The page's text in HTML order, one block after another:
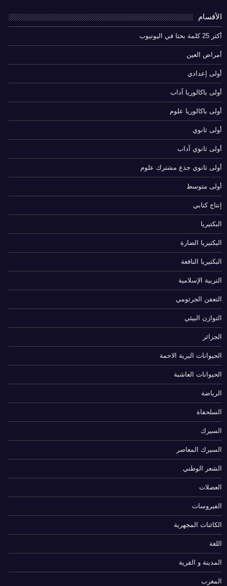
الأقسام
أكثر 25 كلمة بحثا في اليوتيوب
أمراض العين
أولى إعدادي
أولى باكالوريا آداب
أولى باكالوريا علوم
أولى ثانوي
أولى ثانوي آداب
أولى ثانوي جذع مشترك علوم
أولى متوسط
إنتاج كتابي
البكتيريا
البكتيريا الضارة
البكتيريا النافعة
التربية الإسلامية
التعفن الجرثومي
التوازن البيئي
الجزائر
الحيوانات البرية الاحمة
الحيوانات العاشبة
الرياضة
السلحفاة
السيرك
السيرك المعاصر
الشعر الوطني
العضلات
الفيروسات
الكائنات المجهرية
اللغة
المدينة و القرية
المغرب